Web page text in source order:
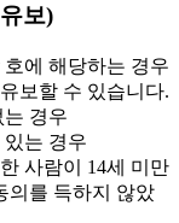
보)
에 해당하는 경우
보할 수 있습니다.
는 경우
있는 경우
사람이 14세 미만
의를 득하지 않았